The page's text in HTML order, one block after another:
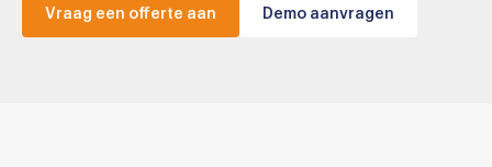
Vraag een offerte aan Demo aanvragen